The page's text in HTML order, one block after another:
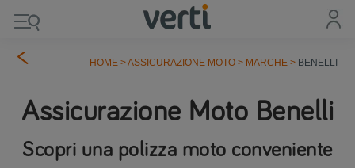
HOME>ASSICURAZIONE MOTO> MARCHE> BENELLI
Assicurazione Moto Benelli
Scopri una polizza moto conveniente